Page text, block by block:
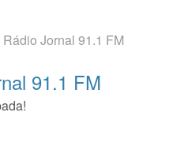
Rádio Jornal 91.1 FM
91.1 FM